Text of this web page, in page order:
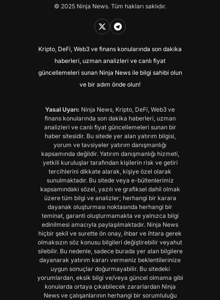
© 2025 Ninja News. Tüm hakları saklıdır.
Kripto, DeFi, Web3 ve finans konularında son dakika
haberleri, uzman analizleri ve canlı fiyat
güncellemeleri sunan Ninja News ile bilgi sahibi olun
ve bir adım önde olun!
Yasal Uyarı: Ninja News, Kripto, DeFi, Web3 ve
finans konularında son dakika haberleri, uzman
analizleri ve canlı fiyat güncellemeleri sunan bir
haber sitesidir. Bu sitede yer alan yatırım bilgisi,
yorum ve tavsiyeler yatırım danışmanlığı
kapsamında değildir. Yatırım danışmanlığı hizmeti,
yetkili kuruluşlar tarafından kişilerin risk ve getiri
tercihlerini dikkate alarak, kişiye özel olarak
sunulmaktadır. Bu sitede veya e-bültenlerimiz
kapsamındaki sözel, yazılı ve grafiksel dahil olmak
üzere tüm bilgi ve analizler; herhangi bir karara
dayanak oluşturması noktasında herhangi bir
teminat, garanti oluşturmamakta ve yalnızca bilgi
edinilmesi amacıyla paylaşılmaktadır. Ninja News
hiçbir şekil ve surette ön onay, ihbar ve ihtara gerek
olmaksızın söz konusu bilgileri değiştirebilir veyahut
silebilir. Bu nedenle, sadece burada yer alan bilgilere
dayanarak yatırım kararı vermeniz beklentilerinize
uygun sonuçlar doğurmayabilir. Bu sitedeki
yorumlardan, eksik bilgi ve/veya güncel olmama gibi
konularda ortaya çıkabilecek zararlardan Ninja
News ve çalışanlarının herhangi bir sorumluluğu